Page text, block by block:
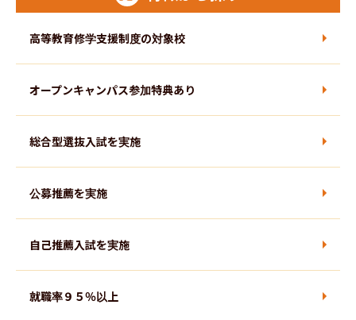
体育学部
健康科学部
教養学部
沖縄エリア
近畿エリア
高等教育修学支援制度の対象校
オープンキャンパス参加特典あり
総合型選抜入試を実施
公募推薦を実施
自己推薦入試を実施
就職率９５％以上